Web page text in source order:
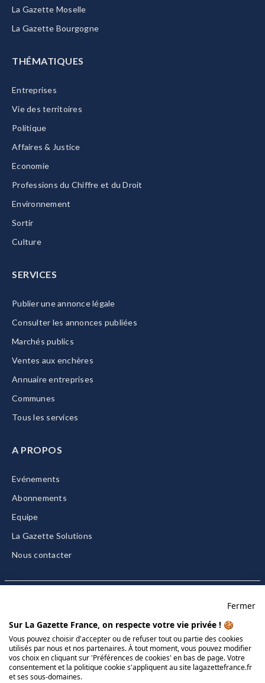
La Gazette Moselle
La Gazette Bourgogne
THÉMATIQUES
Entreprises
Vie des territoires
Politique
Affaires & Justice
Economie
Professions du Chiffre et du Droit
Environnement
Sortir
Culture
SERVICES
Publier une annonce légale
Consulter les annonces publiées
Marchés publics
Ventes aux enchères
Annuaire entreprises
Communes
Tous les services
A PROPOS
Evénements
Abonnements
Equipe
La Gazette Solutions
Nous contacter
CGU/CGV
Données personnelles
Charte sur les cookies
Fermer
Sur La Gazette France, on respecte votre vie privée ! 🍪
Vous pouvez choisir d'accepter ou de refuser tout ou partie des cookies
utilisés par nous et nos partenaires. À tout moment, vous pouvez modifier
vos choix en cliquant sur 'Préférences de cookies' en bas de page. Votre
consentement et la politique cookie s'appliquent au site lagazettefrance.fr
et ses sous-domaines.